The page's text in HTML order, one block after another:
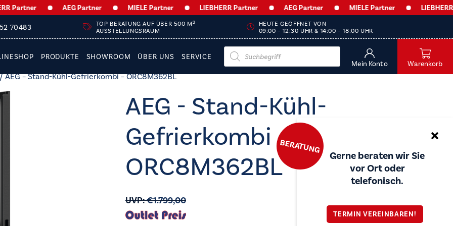
AEG Partner MIELE Partner LIEBHERR Partner AEG Partner MIELE Partner LIEBHERR
70483 TOP BERATUNG AUF ÜBER 500 M 2
AUSSTELLUNGSRAUM
HEUTE GEÖFFNET VON
09:00 – 12:30 UHR & 14:00 – 18:00 UHR
PRODUKTE SHOWROOM ÜBER UNS SERVICE
Products
search
Mein Konto Warenkorb
BERATUNG
Gerne beraten wir Sie
vor Ort oder
telefonisch.
TERMIN VEREINBAREN!
AEG – Stand-Kühl-Gefrierkombi – ORC8M362BL
AEG - Stand-Kühl-
Gefrierkombi -
ORC8M362BL
UVP:€1.799,00